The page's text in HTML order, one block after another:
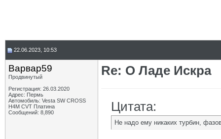
22.06.2023, 10:53
Варвар59
Продвинутый
Регистрация: 26.03.2020
Адрес: Пермь
Автомобиль: Vesta SW CROSS
H4M CVT Платина
Сообщений: 8,890
Re: О Ладе Искра
Цитата:
Не надо ему никаких турбин,